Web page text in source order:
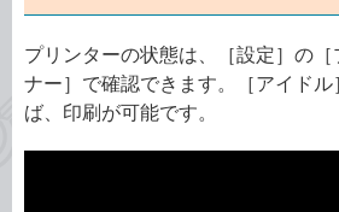
プリンターの状態は、［設定］の
ナー］で確認できます。［アイド
ば、印刷が可能です。